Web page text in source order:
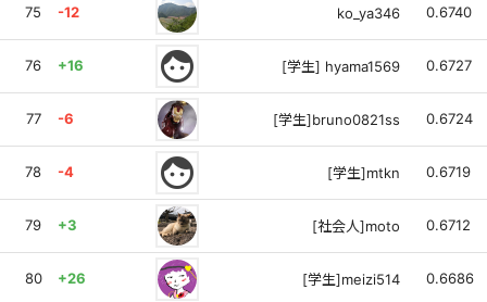
75 -12 ko_ya346 0.6740
76 +16 face [学生] hyama1569 0.6727
77 -6 [学生]bruno0821ss 0.6724
78 -4 face [学生]mtkn 0.6719
79 +3 [社会人]moto 0.6712
80 +26 [学生]meizi514 0.6686